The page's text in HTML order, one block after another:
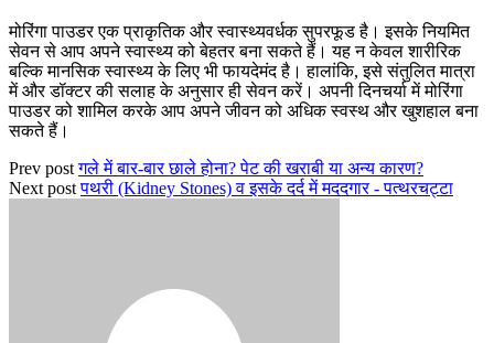
मोरिंगा पाउडर एक प्राकृतिक और स्वास्थ्यवर्धक सुपरफूड है। इसके नियमित
सेवन से आप अपने स्वास्थ्य को बेहतर बना सकते हैं। यह न केवल शारीरिक
बल्कि मानसिक स्वास्थ्य के लिए भी फायदेमंद है। हालांकि, इसे संतुलित मात्रा
में और डॉक्टर की सलाह के अनुसार ही सेवन करें। अपनी दिनचर्या में मोरिंगा
पाउडर को शामिल करके आप अपने जीवन को अधिक स्वस्थ और खुशहाल बना
सकते हैं।
Prev post गले में बार-बार छाले होना? पेट की खराबी या अन्य कारण?
Next post पथरी (Kidney Stones) व इसके दर्द में मददगार - पत्थरचट्टा